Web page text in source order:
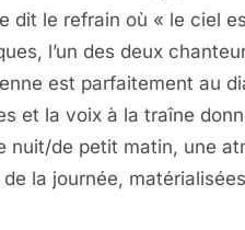
dit le refrain où « le ciel
l’un des deux
est parfaitement au
et la voix à la traîne
nuit/de petit matin, une
la journée,